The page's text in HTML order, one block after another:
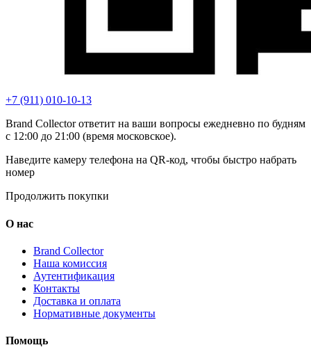
+7 (911) 010-10-13
Brand Collector ответит на ваши вопросы ежедневно по будням
с 12:00 до 21:00 (время московское).
Наведите камеру телефона на QR-код, чтобы быстро набрать
номер
Продолжить покупки
О нас
Brand Collector
Наша комиссия
Аутентификация
Контакты
Доставка и оплата
Нормативные документы
Помощь